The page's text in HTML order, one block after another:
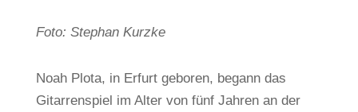
Foto: Stephan Kurzke
Noah Plota, in Erfurt geboren, begann das
Gitarrenspiel im Alter von fünf Jahren an der